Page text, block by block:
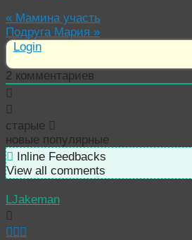
« Мамина участь
Подруга Мария »
Login
2 комментариев
старые
новые популярные
Inline Feedbacks
View all comments
LJakeman